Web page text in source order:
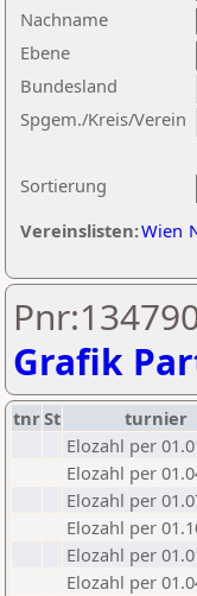
Nachname
Ebene
Sortierung
Bundesland
Spgem./Kreis/Verein
Vereinslisten:Wien
Grafik
tnrSt turnier
Elozahl per
Elozahl per
Elozahl per
Elozahl per
Elozahl per
Elozahl per